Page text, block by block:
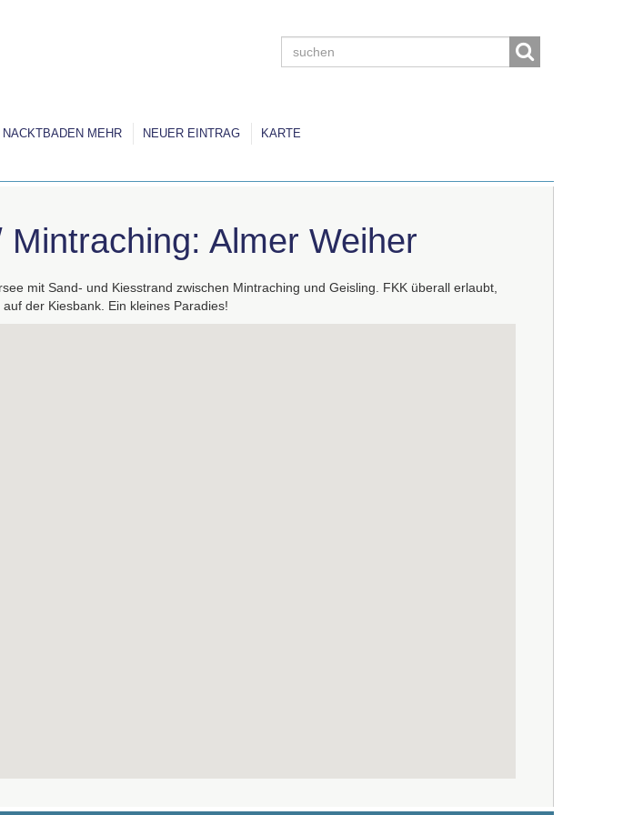
NACKTBADEN MEHR NEUER EINTRAG KARTE
Mintraching: Almer Weiher
mit Sand- und Kiesstrand zwischen Mintraching und Geisling. FKKüberall erlaubt,
der Kiesbank. Ein kleines Paradies!